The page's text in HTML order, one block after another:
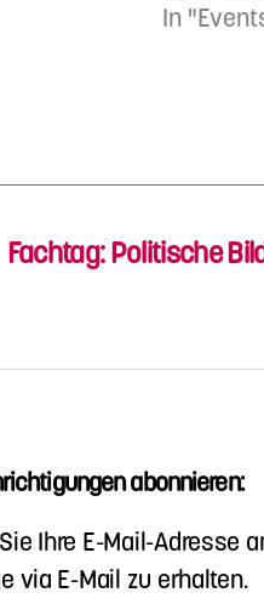
In
Fachtag: Politische
abonnieren:
Ihre E-Mail-Adresse
via E-Mail zu erhalten.